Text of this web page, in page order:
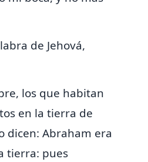
de Jehová,
los que habitan
en la tierra de
dicen: Abraham era
tierra: pues